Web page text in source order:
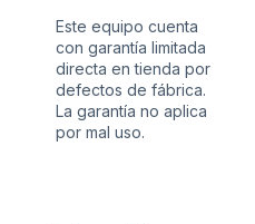
Este equipo cuenta
con garantía limitada
directa en tienda por
defectos de fábrica.
La garantía no aplica
por mal uso.